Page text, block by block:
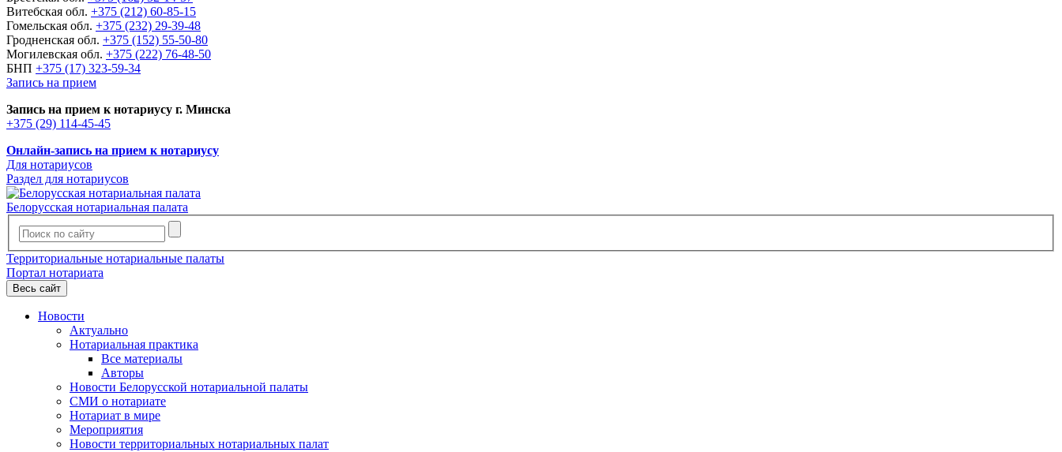
Витебская обл. +375 (212) 60-85-15
Гомельская обл. +375 (232) 29-39-48
Гродненская обл. +375 (152) 55-50-80
Могилевская обл. +375 (222) 76-48-50
БНП +375 (17) 323-59-34
Запись на прием
Запись на прием к нотариусу г. Минска
+375 (29) 114-45-45
Онлайн-запись на прием к нотариусу
Для нотариусов
Раздел для нотариусов
Белорусская нотариальная палата
Территориальные нотариальные палаты
Портал нотариата
Весь сайт
Новости
Актуально
Нотариальная практика
Все материалы
Авторы
Новости Белорусской нотариальной палаты
СМИ о нотариате
Нотариат в мире
Мероприятия
Новости территориальных нотариальных палат